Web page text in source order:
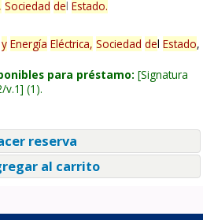
Sociedad del Estado.
y Energía Eléctrica, Sociedad del Estado,
para préstamo: Signatura
v.1 (1).
reserva
al carrito